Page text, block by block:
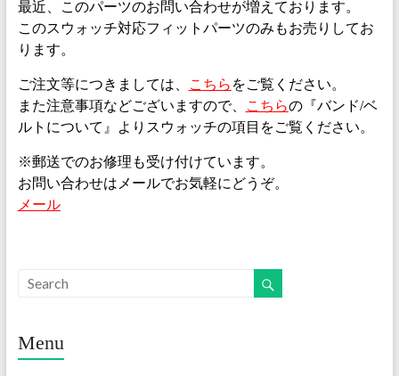
最近、このパーツのお問い合わせが増えております。
このスウォッチ対応フィットパーツのみもお売りしてお
ります。
ご注文等につきましては、 こちら をご覧ください。
また注意事項などございますので、
こちらの『バンド/ベ
ルトについて』よりスウォッチの項目をご覧ください。
※郵送でのお修理も受け付けています。
お問い合わせはメールでお気軽にどうぞ。
メール
Menu